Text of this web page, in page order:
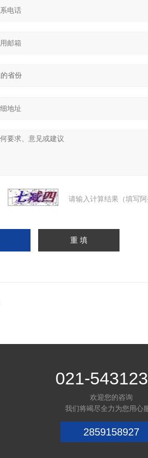
请输入计算结果（填写
021-
欢迎您的咨询
我们将竭尽全力为您用心
2859158927